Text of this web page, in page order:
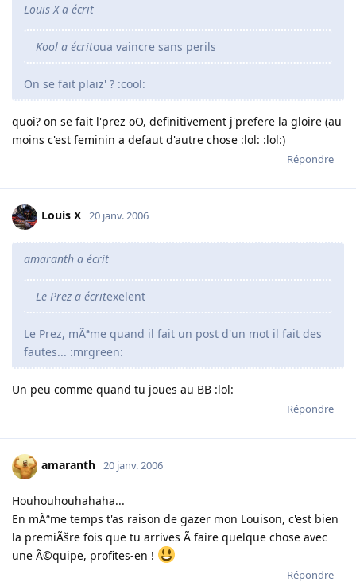
Louis X a écrit
Kool a écritoua vaincre sans perils
On se fait plaiz' ? :cool:
quoi? on se fait l'prez oO, definitivement j'prefere la gloire (au
moins c'est feminin a defaut d'autre chose :lol: :lol:)
Répondre
Louis X 20 janv. 2006
amaranth a écrit
Le Prez a écritexelent
Le Prez, mÃªme quand il fait un post d'un mot il fait des
fautes... :mrgreen:
Un peu comme quand tu joues au BB :lol:
Répondre
amaranth 20 janv. 2006
Houhouhouhahaha...
En mÃªme temps t'as raison de gazer mon Louison, c'est bien
la premiÃšre fois que tu arrives Ã faire quelque chose avec
une Ã©quipe, profites-en !
Répondre